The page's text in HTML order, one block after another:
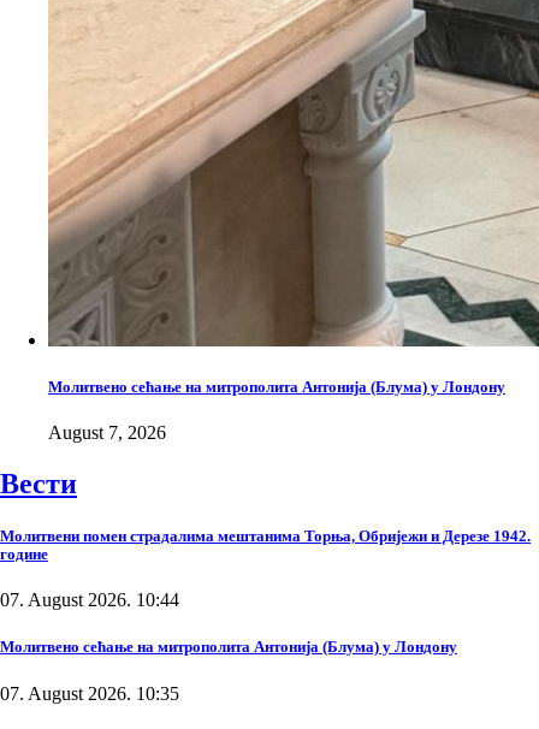
Молитвено сећање на митрополита Антонија (Блума) у Лондону
August 7, 2026
Вести
Молитвени помен страдалима мештанима Торња, Обријежи и Дерезе 1942.
године
07. August 2026. 10:44
Молитвено сећање на митрополита Антонија (Блума) у Лондону
07. August 2026. 10:35